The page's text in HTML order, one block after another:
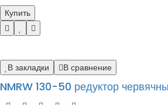
Купить
В закладки В сравнение
NMRW 130-50 редуктор